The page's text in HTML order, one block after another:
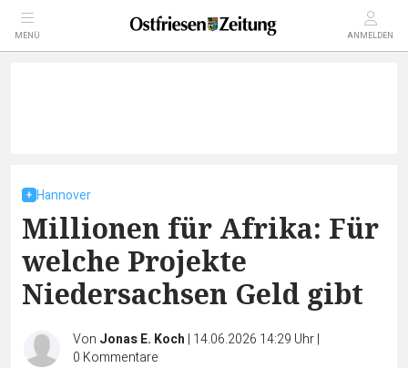
MENÜ ANMELDEN
Hannover
Millionen für Afrika: Für
welche Projekte
Niedersachsen Geld gibt
Von Jonas E. Koch | 14.06.2026 14:29 Uhr|
0 Kommentare